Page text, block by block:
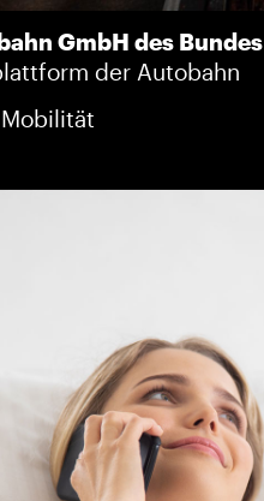
GmbH des Bundes
der Autobahn